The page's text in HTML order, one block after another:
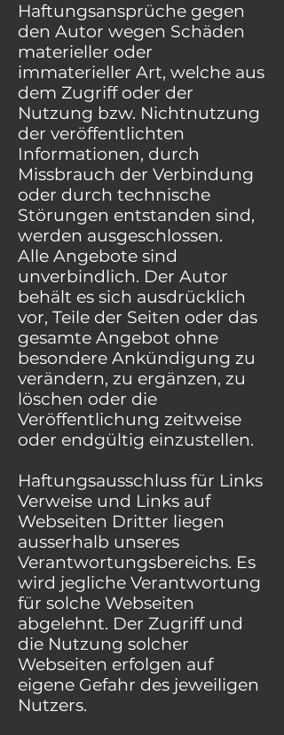
Haftungsansprüche gegen
den Autor wegen Schäden
materieller oder
immaterieller Art, welche aus
dem Zugriff oder der
Nutzung bzw. Nichtnutzung
der veröffentlichten
Informationen, durch
Missbrauch der Verbindung
oder durch technische
Störungen entstanden sind,
werden ausgeschlossen.
Alle Angebote sind
unverbindlich. Der Autor
behält es sich ausdrücklich
vor, Teile der Seiten oder das
gesamte Angebot ohne
besondere Ankündigung zu
verändern, zu ergänzen, zu
löschen oder die
Veröffentlichung zeitweise
oder endgültig einzustellen.
Haftungsausschluss für Links
Verweise und Links auf
Webseiten Dritter liegen
ausserhalb unseres
Verantwortungsbereichs. Es
wird jegliche Verantwortung
für solche Webseiten
abgelehnt. Der Zugriff und
die Nutzung solcher
Webseiten erfolgen auf
eigene Gefahr des jeweiligen
Nutzers.